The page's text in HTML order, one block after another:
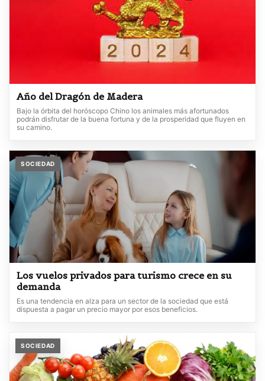
Año del Dragón de Madera
Bajo la órbita del horóscopo Chino los animales más afortunados
podrán disfrutar de la buena fortuna y de la prosperidad que fluyen en
su camino.
SOCIEDAD
Los vuelos privados para turismo crece en su
demanda
Es una tendencia en alza para un sector de la sociedad que está
dispuesta a pagar un precio mayor por esos beneficios.
SOCIEDAD